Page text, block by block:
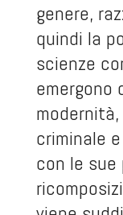
genere,
quindi la
scienze
emergono
criminale
con le